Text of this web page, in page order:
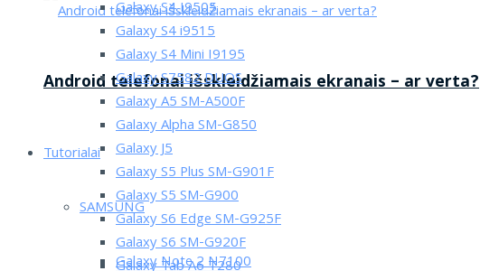
Android telefonai išskleidžiamais ekranais – ar verta?
Tutorialai
SAMSUNG
Galaxy Note 2 N7100
Galaxy S4 I9505
Galaxy S4 i9515
Galaxy S4 Mini I9195
Galaxy S7582 DUOS
Galaxy A5 SM-A500F
Galaxy Alpha SM-G850
Galaxy J5
Galaxy S5 Plus SM-G901F
Galaxy S5 SM-G900
Galaxy S6 Edge SM-G925F
Galaxy S6 SM-G920F